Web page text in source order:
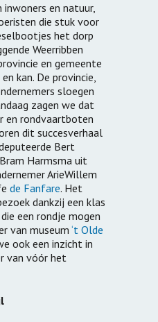
inwoners en natuur,
die stuk voor
het dorp
Weerribben
en gemeente
kan. De provincie,
sloegen
zagen we dat
en rondvaartboten
dit succesverhaal
Bert
Harmsma uit
ArieWillem
de Fanfare. Het
dankzij een klas
een rondje mogen
van museum ‘t Olde
ook een inzicht in
van vóór het